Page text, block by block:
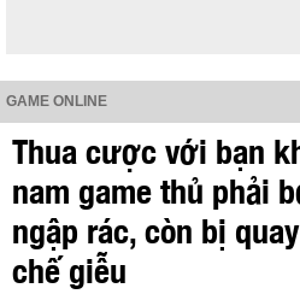
GAME ONLINE
Thua cược với bạn
nam game thủ phải
ngập rác, còn bị
chế giễu